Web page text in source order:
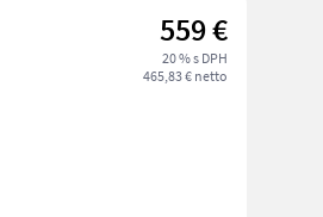
559 €
20 % s DPH
465,83 € netto